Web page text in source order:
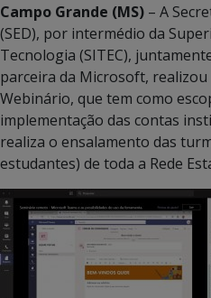
Campo Grande (MS) – A
(SED), por intermédio da
Tecnologia (SITEC),
parceira da Microsoft, realizou
Webinário, que tem como
implementação das contas
realiza o ensalamento das
estudantes) de toda a Rede